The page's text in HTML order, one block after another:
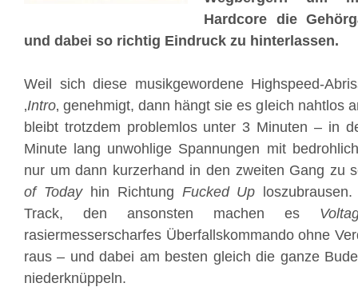
Hardcore die
und dabei so richtig Eindruck zu hinterlassen.
Weil sich diese musikgewordene Highspeed-
‚Intro‚ genehmigt, dann hängt sie es gleich nahtlos
bleibt trotzdem problemlos unter 3 Minuten – in
Minute lang unwohlige Spannungen mit
nur um dann kurzerhand in den zweiten Gang zu
of Todayhin Richtung Fucked Up
Track, den ansonsten machen es
rasiermesserscharfes Überfallskommando ohne
raus – und dabei am besten gleich die ganze
niederknüppeln.